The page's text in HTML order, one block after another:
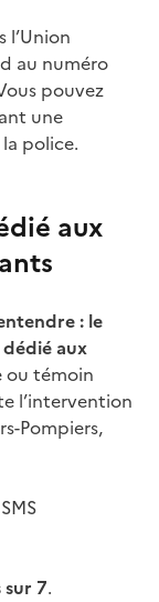
au numéro
pouvez
une
police.
aux
: le
aux
ou témoin
l’intervention
Pompiers,
7.